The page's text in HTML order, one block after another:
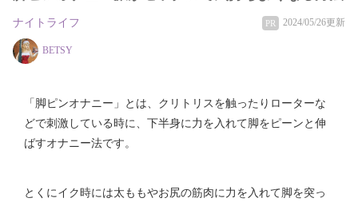
ナイトライフ PR 2024/05/26更新
BETSY
「脚ピンオナニー」とは、クリトリスを触ったりローターな
どで刺激している時に、下半身に力を入れて脚をピーンと伸
ばすオナニー法です。
とくにイク時には太ももやお尻の筋肉に力を入れて脚を突っ